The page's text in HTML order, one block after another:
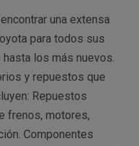
una extensa
para todos sus
los más nuevos.
y repuestos que
Repuestos
frenos, motores,
Componentes